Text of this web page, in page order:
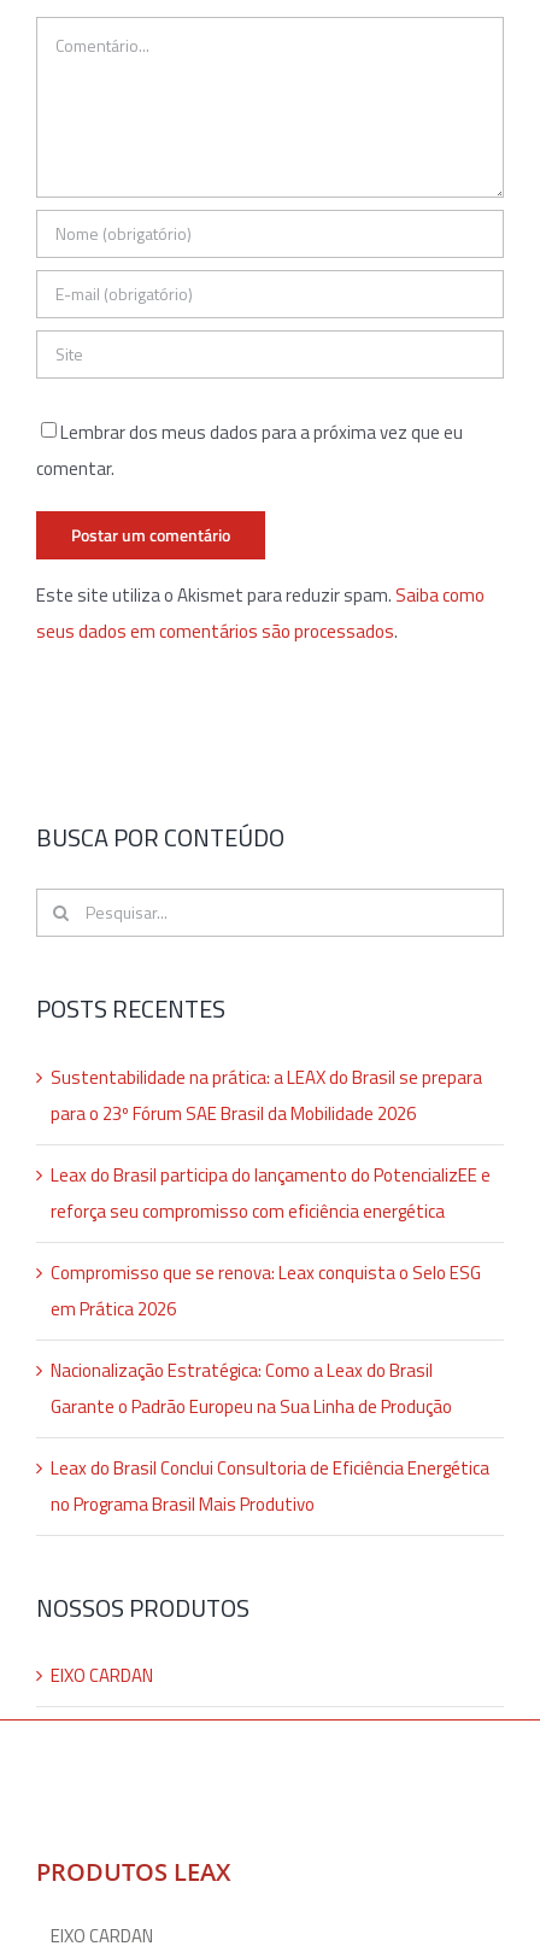
Comentário
Lembrar dos meus dados para a próxima vez que eu
comentar.
Este site utiliza o Akismet para reduzir spam. Saiba como
seus dados em comentários são processados.
BUSCA POR CONTEÚDO
Buscar
resultados
POSTS RECENTES
Sustentabilidade na prática: a LEAX do Brasil se prepara
para o 23º Fórum SAE Brasil da Mobilidade 2026
Leax do Brasil participa do lançamento do PotencializEE e
reforça seu compromisso com eficiência energética
Compromisso que se renova: Leax conquista o Selo ESG
em Prática 2026
Nacionalização Estratégica: Como a Leax do Brasil
Garante o Padrão Europeu na Sua Linha de Produção
Leax do Brasil Conclui Consultoria de Eficiência Energética
no Programa Brasil Mais Produtivo
NOSSOS PRODUTOS
EIXO CARDAN
PRODUTOS LEAX
EIXO CARDAN